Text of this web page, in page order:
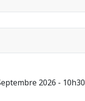
2026 - 10h30